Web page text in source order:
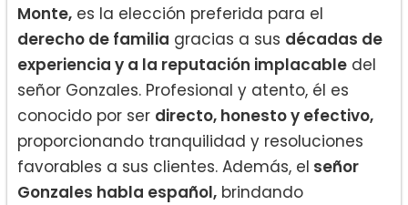
Monte, es la elección preferida para el
derecho de familia gracias a sus décadas de
experiencia y a la reputación implacable del
señor Gonzales. Profesional y atento, él es
conocido por ser directo, honesto y efectivo,
proporcionando tranquilidad y resoluciones
favorables a sus clientes. Además, el señor
Gonzales habla español, brindando